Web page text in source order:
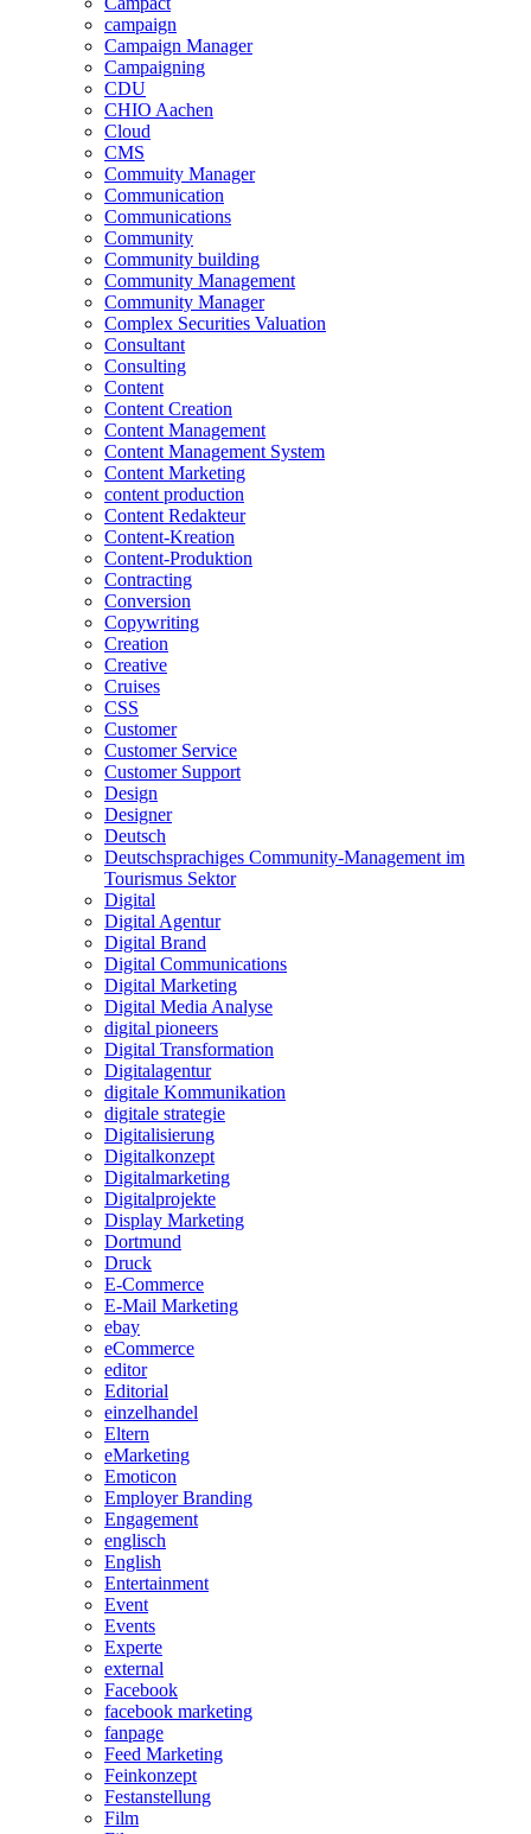
campaign
Campaign Manager
Campaigning
CDU
CHIO Aachen
Cloud
CMS
Commuity Manager
Communication
Communications
Community
Community building
Community Management
Community Manager
Complex Securities Valuation
Consultant
Consulting
Content
Content Creation
Content Management
Content Management System
Content Marketing
content production
Content Redakteur
Content-Kreation
Content-Produktion
Contracting
Conversion
Copywriting
Creation
Creative
Cruises
CSS
Customer
Customer Service
Customer Support
Design
Designer
Deutsch
Deutschsprachiges Community-Management im
Tourismus Sektor
Digital
Digital Agentur
Digital Brand
Digital Communications
Digital Marketing
Digital Media Analyse
digital pioneers
Digital Transformation
Digitalagentur
digitale Kommunikation
digitale strategie
Digitalisierung
Digitalkonzept
Digitalmarketing
Digitalprojekte
Display Marketing
Dortmund
Druck
E-Commerce
E-Mail Marketing
ebay
eCommerce
editor
Editorial
einzelhandel
Eltern
eMarketing
Emoticon
Employer Branding
Engagement
englisch
English
Entertainment
Event
Events
Experte
external
Facebook
facebook marketing
fanpage
Feed Marketing
Feinkonzept
Festanstellung
Film